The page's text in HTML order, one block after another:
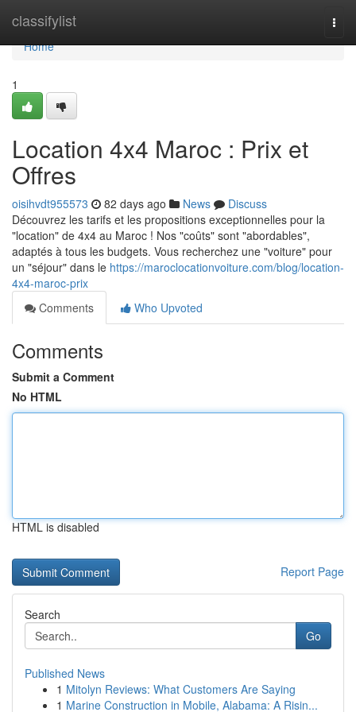
classifylist
Home
Home
1
Location 4x4 Maroc : Prix et
Offres
oisihvdt955573 82 days ago News
Discuss
Découvrez les tarifs et les propositions exceptionnelles pour la
"location" de 4x4 au Maroc ! Nos "coûts" sont "abordables",
adaptés à tous les budgets. Vous recherchez une "voiture" pour
un "séjour" dans le https://maroclocationvoiture.com/blog/location-
4x4-maroc-prix
Comments
Who Upvoted
Comments
Submit a Comment
No HTML
HTML is disabled
Report Page
Search
Go
Published News
1 Mitolyn Reviews: What Customers Are Saying
1 Marine Construction in Mobile, Alabama: A Risin...